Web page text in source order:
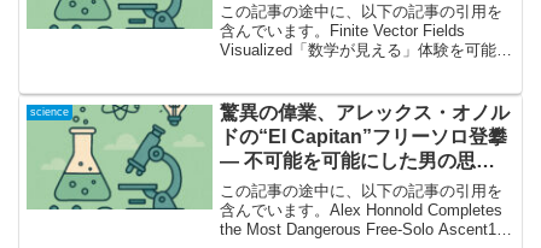
この記事の途中に、以下の記事の引用を
含んでいます。Finite Vector Fields
Visualized「数学が見える」体験を可能に
念はわかるけど、具体的なイメ...
science
驚異の偉業、アレックス・オノル
ドの“El Capitan”フリーソロ登攀
― 不可能を可能にした男の思考
と覚悟
この記事の途中に、以下の記事の引用を
含んでいます。Alex Honnold Completes
the Most Dangerous Free-Solo Ascent1.